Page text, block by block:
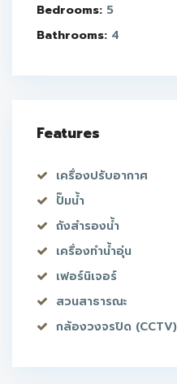
Bedrooms: 5
Bathrooms: 4
Features
เครื่องปรับอากาศ
ปั๊มน้ำ
ถังสำรองน้ำ
เครื่องทำน้ำอุ่น
เฟอร์นิเจอร์
สวนสาธารณะ
กล้องวงจรปิด (CCTV)